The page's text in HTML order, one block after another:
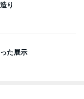
り
た展示